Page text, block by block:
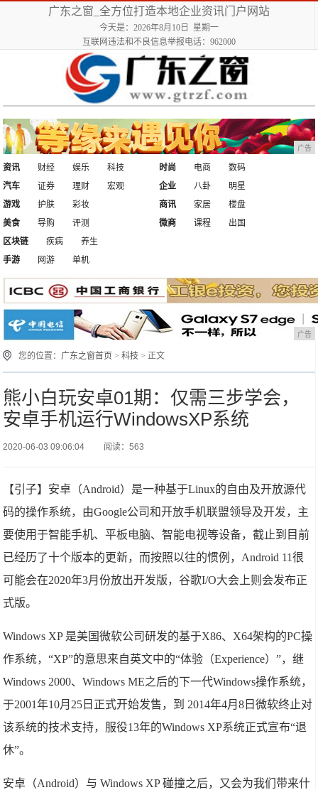
广东之窗_全方位打造本地企业资讯门户网站
今天是：2026年8月10日 星期一
互联网违法和不良信息举报电话：962000
广告
资讯 财经 娱乐
科技
汽车
证券 理财 宏观
时尚 电商
数码
企业
八卦
明星
游戏
护肤
彩妆
美食
导购 评测
商讯 家居
楼盘
微商
课程
出国
区块链
疾病
养生
手游
网游 单机
广告
您的位置： 广东之窗首页 >科技 > 正文
熊小白玩安卓01期：仅需三步学会，
安卓手机运行WindowsXP系统
2020-06-03 09:06:04 阅读：563
【引子】安卓（Android）是一种基于Linux的自由及开放源代
码的操作系统，由Google公司和开放手机联盟领导及开发，主
要使用于智能手机、平板电脑、智能电视等设备，截止到目前
已经历了十个版本的更新，而按照以往的惯例，Android 11很
可能会在2020年3月份放出开发版，谷歌I/O大会上则会发布正
式版。
Windows XP 是美国微软公司研发的基于X86、X64架构的PC操
作系统，“XP”的意思来自英文中的“体验（Experience）”，继
Windows 2000、Windows ME之后的下一代Windows操作系统，
于2001年10月25日正式开始发售，到 2014年4月8日微软终止对
该系统的技术支持，服役13年的Windows XP系统正式宣布“退
休”。
安卓（Android）与 Windows XP 碰撞之后，又会为我们带来什